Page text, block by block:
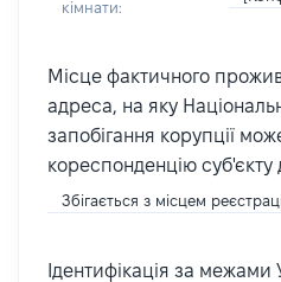
кімнати:
Місце фактичного
адреса, на яку
запобігання корупції
кореспонденцію суб'єкту
Збігається з місцем
Ідентифікація за межами